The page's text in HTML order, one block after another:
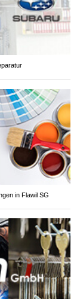
in Flawil SG